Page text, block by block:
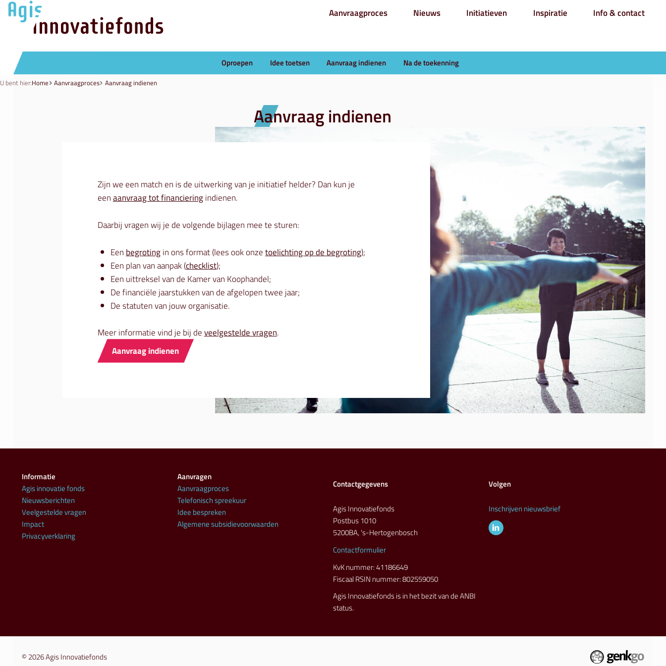
Aanvraagproces Nieuws Initiatieven Inspiratie Info & contact
Oproepen Idee toetsen Aanvraag indienen Na de toekenning
U bent hier:Home Aanvraagproces Aanvraag indienen
Aanvraag indienen
Zijn we een match en is de uitwerking van je initiatief helder? Dan kun je
eenaanvraag tot financieringindienen.
Daarbij vragen wij je de volgende bijlagen mee te sturen:
Een begrotingin ons format (lees ook onzetoelichting op de begroting);
Een plan van aanpak (checklist);
Een uittreksel van de Kamer van Koophandel;
De financiële jaarstukken van de afgelopen twee jaar;
De statuten van jouw organisatie.
Meer informatie vind je bij deveelgestelde vragen.
Aanvraag indienen
Informatie
Agis innovatie fonds
Nieuwsberichten
Veelgestelde vragen
Impact
Privacyverklaring
Aanvragen
Aanvraagproces
Telefonisch spreekuur
Idee bespreken
Algemene subsidievoorwaarden
Contactgegevens
Agis Innovatiefonds
Postbus 1010
5200BA, 's-Hertogenbosch
Contactformulier
KvK nummer: 41186649
Fiscaal RSIN nummer: 802559050
Agis Innovatiefonds is in het bezit van de ANBI
status.
Volgen
Inschrijven nieuwsbrief
© 2026Agis Innovatiefonds